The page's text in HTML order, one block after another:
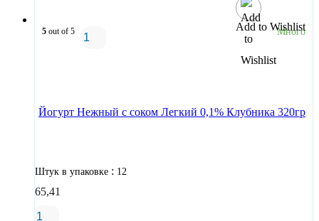
Add to Wishlist
5 out of 5 Много
Йогурт Нежный с соком Легкий 0,1% Клубника 320гр
Штук в упаковке : 12
65,41